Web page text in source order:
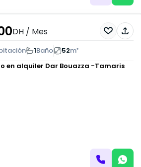
DH/ Mes
1Baño 52m²
en alquiler Dar Bouazza -Tamaris